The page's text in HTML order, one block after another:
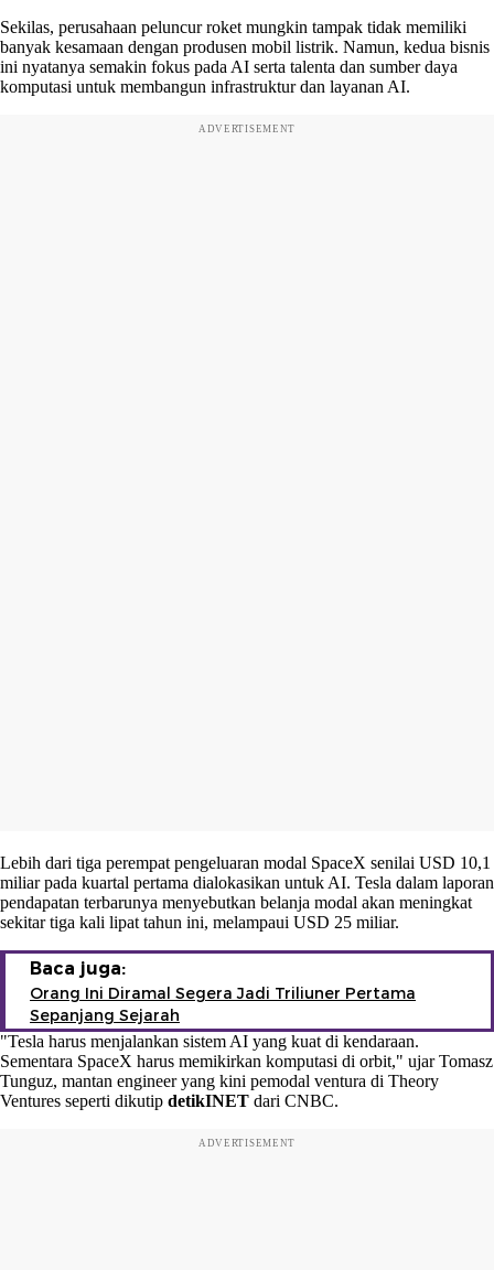
Sekilas, perusahaan peluncur roket mungkin tampak tidak memiliki
banyak kesamaan dengan produsen mobil listrik. Namun, kedua bisnis
ini nyatanya semakin fokus pada AI serta talenta dan sumber daya
komputasi untuk membangun infrastruktur dan layanan AI.
ADVERTISEMENT
Lebih dari tiga perempat pengeluaran modal SpaceX senilai USD 10,1
miliar pada kuartal pertama dialokasikan untuk AI. Tesla dalam laporan
pendapatan terbarunya menyebutkan belanja modal akan meningkat
sekitar tiga kali lipat tahun ini, melampaui USD 25 miliar.
Baca juga:
Orang Ini Diramal Segera Jadi Triliuner Pertama
Sepanjang Sejarah
"Tesla harus menjalankan sistem AI yang kuat di kendaraan.
Sementara SpaceX harus memikirkan komputasi di orbit," ujar Tomasz
Tunguz, mantan engineer yang kini pemodal ventura di Theory
Ventures seperti dikutip detikINET dari CNBC.
ADVERTISEMENT